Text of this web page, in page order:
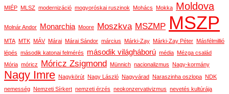
MIÉP MLSZ modernizáció mogyoróskai ruszinok Mohács Mokka Moldova
Molnár Andor Monarchia Moore Moszkva MSZMP MSZP
MTA MTK MÁV Márai Márai Sándor március Márki-Zay Márki-Zay Péter Másfélmillió
lépés második katonai felmérés második világháború média Mézga család
Mória móricz Móricz Zsigmond Münnich nacionalizmus Nagy-kormány
Nagy Imre Nagykörút Nagy László Nagyvárad Naraszinha oszlopa NDK
nemesség Nemzeti Sírkert nemzeti érzés neokonzervativizmus nevetés kultúrája